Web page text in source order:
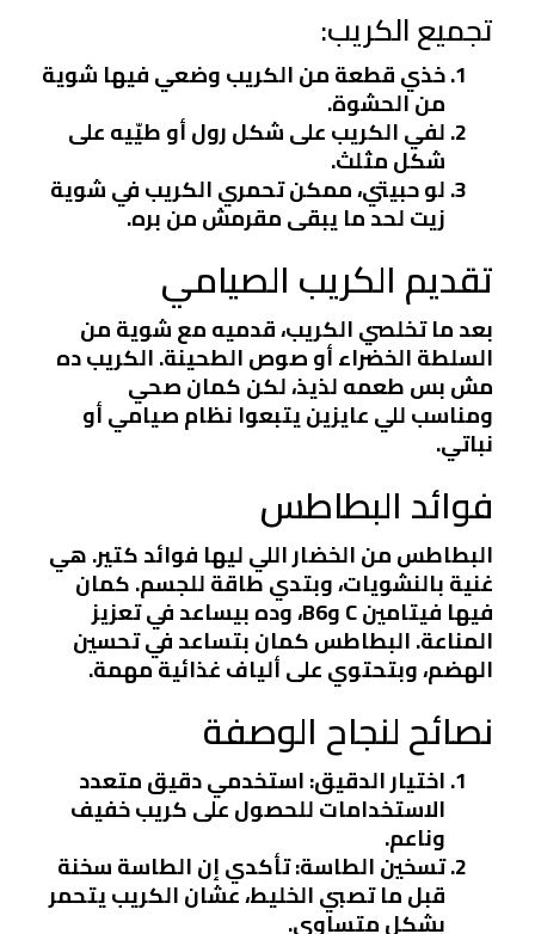
تجميع الكريب:
خذي قطعة من الكريب وضعي فيها شوية
من الحشوة.
لفي الكريب على شكل رول أو طيّيه على
شكل مثلث.
لو حبيتي، ممكن تحمري الكريب في شوية
زيت لحد ما يبقى مقرمش من بره.
تقديم الكريب الصيامي
بعد ما تخلصي الكريب، قدميه مع شوية من
السلطة الخضراء أو صوص الطحينة. الكريب ده
مش بس طعمه لذيذ، لكن كمان صحي
ومناسب للي عايزين يتبعوا نظام صيامي أو
نباتي.
فوائد البطاطس
البطاطس من الخضار اللي ليها فوائد كتير. هي
غنية بالنشويات، وبتدي طاقة للجسم. كمان
فيها فيتامين C وB6، وده بيساعد في تعزيز
المناعة. البطاطس كمان بتساعد في تحسين
الهضم، وبتحتوي على ألياف غذائية مهمة.
نصائح لنجاح الوصفة
اختيار الدقيق: استخدمي دقيق متعدد
الاستخدامات للحصول على كريب خفيف
وناعم.
تسخين الطاسة: تأكدي إن الطاسة سخنة
قبل ما تصبي الخليط، عشان الكريب يتحمر
بشكل متساوي.